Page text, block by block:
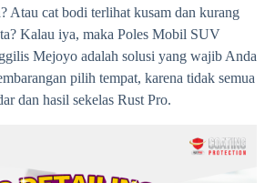
Atau cat bodi terlihat kusam dan kurang
Kalau iya, maka Poles Mobil SUV
Mejoyo adalah solusi yang wajib Anda
pilih tempat, karena tidak semua
dan hasil sekelas Rust Pro.